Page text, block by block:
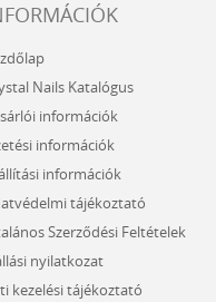
Nails Katalógus
információk
információk
információk
tájékoztató
Szerződési Feltételek
nyilatkozat
kezelési tájékoztató